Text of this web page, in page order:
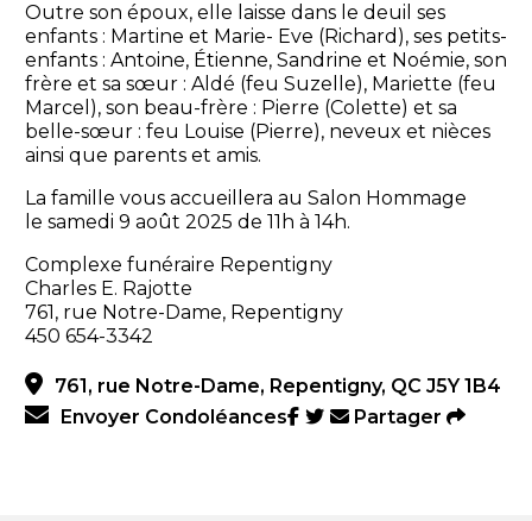
Outre son époux, elle laisse dans le deuil ses
enfants : Martine et Marie- Eve (Richard), ses petits-
enfants : Antoine, Étienne, Sandrine et Noémie, son
frère et sa sœur : Aldé (feu Suzelle), Mariette (feu
Marcel), son beau-frère : Pierre (Colette) et sa
belle-sœur : feu Louise (Pierre), neveux et nièces
ainsi que parents et amis.
La famille vous accueillera au Salon Hommage
le samedi 9 août 2025 de 11h à 14h.
Complexe funéraire Repentigny
Charles E. Rajotte
761, rue Notre-Dame, Repentigny
450 654-3342
761, rue Notre-Dame, Repentigny, QC J5Y 1B4
Envoyer Condoléances
Partager